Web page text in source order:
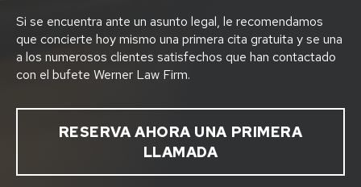
Si se encuentra ante un asunto legal, le recomendamos
que concierte hoy mismo una primera cita gratuita y se una
a los numerosos clientes satisfechos que han contactado
con el bufete Werner Law Firm.
RESERVA AHORA UNA PRIMERA
LLAMADA